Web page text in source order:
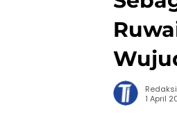
Redaksi
1 April